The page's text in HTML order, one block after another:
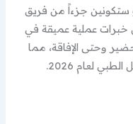
ستكونين جزءاً من فريق
خبرات عملية عميقة في
وحتى الإفاقة، مما
لعام 2026.